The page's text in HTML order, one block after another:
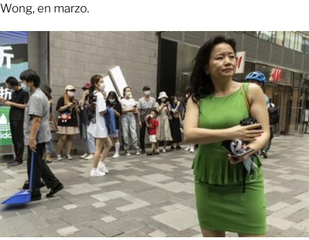
Wong, en marzo.